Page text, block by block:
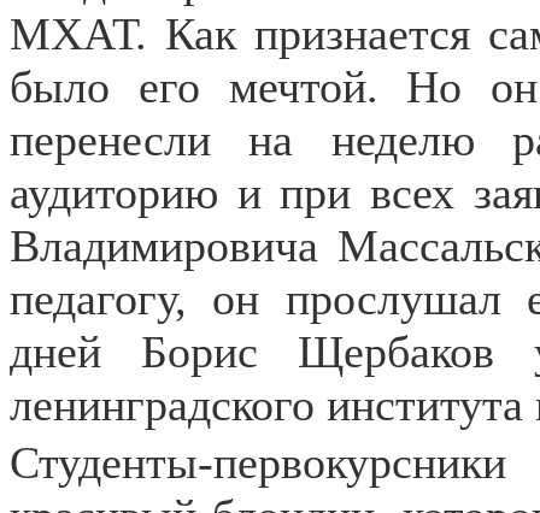
МХАТ. Как признается
было его мечтой. Но
перенесли на неделю
аудиторию и при всех
Владимировича
педагогу, он прослушал
дней Борис Щербаков
ленинградского
Студенты-